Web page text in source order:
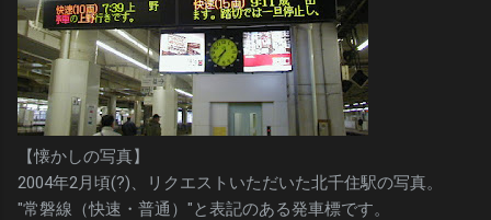
【懐かしの写真】
2004年2月頃(?)、リクエストいただいた北千住駅の写真。
"常磐線（快速・普通）"と表記のある発車標です。